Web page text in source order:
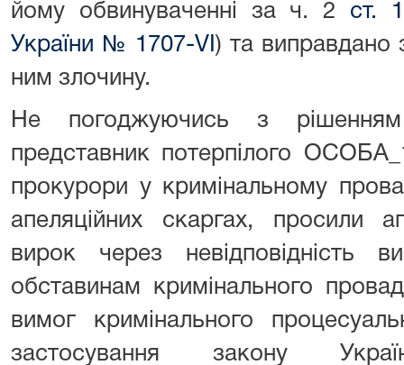
йому обвинуваченні за ч. 2 ст.
України № 1707-VІ ) та виправдано
ним злочину.
Не погоджуючись з рішенням
представник потерпілого
прокурори у кримінальному
апеляційних скаргах, просили
вирок через невідповідність
обставинам кримінального
вимог кримінального
застосування закону